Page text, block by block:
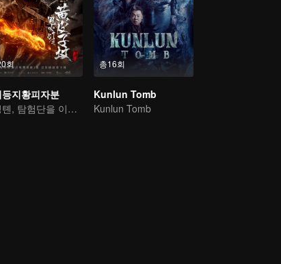
회
등지황피자분
롼징톈, 탐험단을 이끌고 궁지 탈출하기
총16회
Kunlun Tomb
Kunlun Tomb